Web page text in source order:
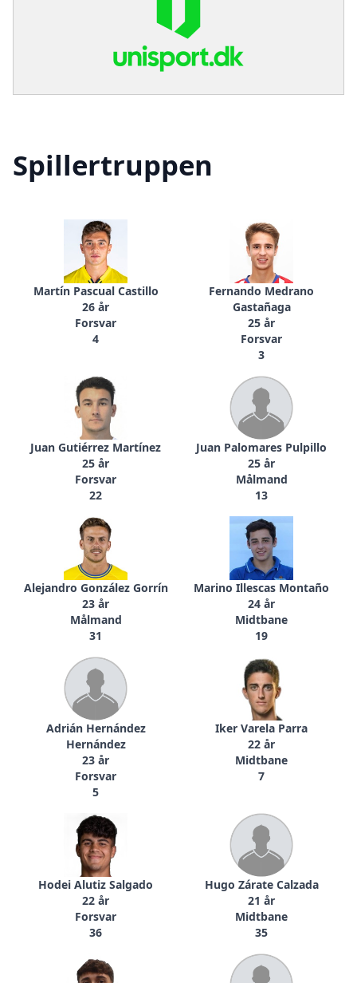
Spillertruppen
Martín Pascual Castillo
26 år
Forsvar
4
Fernando Medrano
Gastañaga
25 år
Forsvar
3
Juan Gutiérrez Martínez
25 år
Forsvar
22
Juan Palomares Pulpillo
25 år
Målmand
13
Alejandro González Gorrín
23 år
Målmand
31
Marino Illescas Montaño
24 år
Midtbane
19
Adrián Hernández
Hernández
23 år
Forsvar
5
Iker Varela Parra
22 år
Midtbane
7
Hodei Alutiz Salgado
22 år
Forsvar
36
Hugo Zárate Calzada
21 år
Midtbane
35